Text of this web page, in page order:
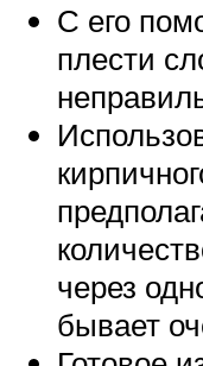
С его
плести
через
бывает